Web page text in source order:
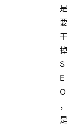
是
要
干
掉
S
E
O
，
是